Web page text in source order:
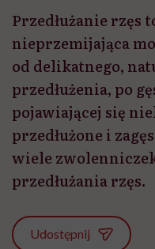
Przedłużanie rzęs
nieprzemijająca
od delikatnego,
przedłużenia, po
pojawiającej się
przedłużone i
wiele
przedłużania rzęs.
Udostępnij